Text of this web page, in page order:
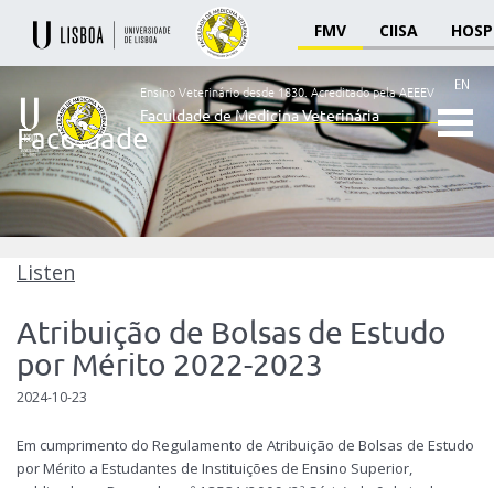
FMV CIISA
Ensino
Veterinário
desde
Faculdade
de
Veterinária
EN
Ensino Veterinário desde 1830.Acreditado pela AEEEV
Faculdade de Medicina Veterinária
Faculdade
Listen
Atribuição de Bolsas de Estudo
por Mérito 2022-2023
2024-10-23
Em cumprimento do Regulamento de Atribuição de Bolsas de Estudo
por Mérito a Estudantes de Instituições de Ensino Superior,